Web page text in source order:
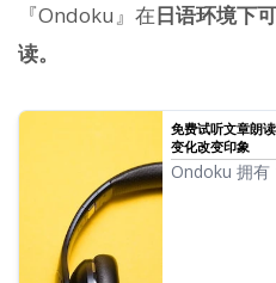
『Ondoku』在日语环境下
读。
免费试听文章朗
变化改变印象
Ondoku 拥有